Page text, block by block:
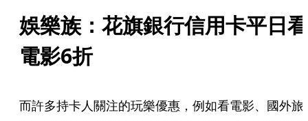
娛樂族：花旗銀行信用卡平日看
電影6折
而許多持卡人關注的玩樂優惠，例如看電影、國外旅